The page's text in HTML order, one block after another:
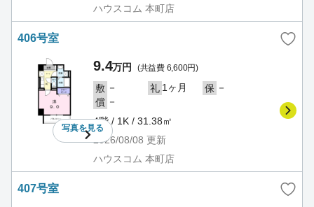
ハウスコム 本町店
406号室
写真を見る
9.4万円 (共益費 6,600円)
敷 － 礼 1ヶ月 保 －
償 －
4階 / 1K / 31.38㎡
2026/08/08 更新
ハウスコム 本町店
407号室